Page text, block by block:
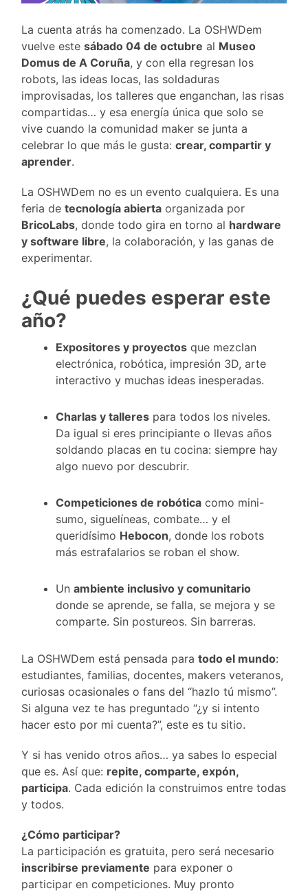
La cuenta atrás ha comenzado. La OSHWDem
vuelve estesábado 04 de octubre al Museo
Domus de A Coruña, y con ella regresan los
robots, las ideas locas, las soldaduras
improvisadas, los talleres que enganchan, las risas
compartidas… y esa energía única que solo se
vive cuando la comunidad maker se junta a
celebrar lo que más le gusta:crear, compartir y
aprender.
La OSHWDem no es un evento cualquiera. Es una
feria detecnología abierta organizada por
BricoLabs, donde todo gira en torno al hardware
y software libre, la colaboración, y las ganas de
experimentar.
¿Qué puedes esperar este
año?
Expositores y proyectos que mezclan
electrónica, robótica, impresión 3D, arte
interactivo y muchas ideas inesperadas.
Charlas y talleres para todos los niveles.
Da igual si eres principiante o llevas años
soldando placas en tu cocina: siempre hay
algo nuevo por descubrir.
Competiciones de robótica como mini-
sumo, siguelíneas, combate… y el
queridísimo Hebocon, donde los robots
más estrafalarios se roban el show.
Unambiente inclusivo y comunitario
donde se aprende, se falla, se mejora y se
comparte. Sin postureos. Sin barreras.
La OSHWDem está pensada paratodo el mundo:
estudiantes, familias, docentes, makers veteranos,
curiosas ocasionales o fans del “hazlo tú mismo”.
Si alguna vez te has preguntado “¿y si intento
hacer esto por mi cuenta?”, este es tu sitio.
Y si has venido otros años… ya sabes lo especial
que es. Así que: repite, comparte, expón,
participa. Cada edición la construimos entre todas
y todos.
¿Cómo participar?
La participación es gratuita, pero será necesario
inscribirse previamente para exponer o
participar en competiciones. Muy pronto